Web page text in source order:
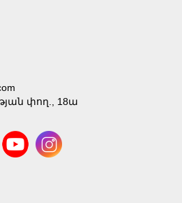
փող., 18ա